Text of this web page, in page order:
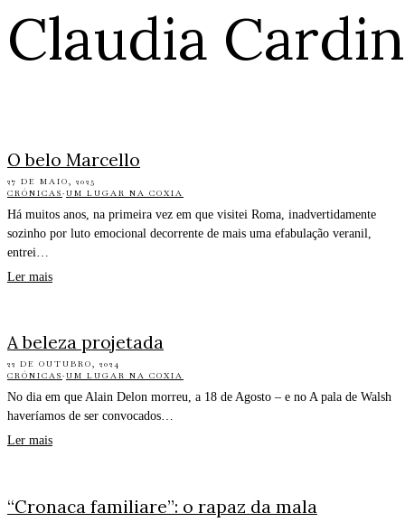
Claudia
O belo Marcello
27 DE MAIO, 2025
CRÓNICAS·UM LUGAR NA COXIA
Há muitos anos, na primeira vez em que visitei Roma, inadvertidamente
sozinho por luto emocional decorrente de mais uma efabulação veranil,
entrei…
Ler mais
A beleza projetada
22 DE OUTUBRO, 2024
CRÓNICAS·UM LUGAR NA COXIA
No dia em que Alain Delon morreu, a 18 de Agosto – e no A pala de Walsh
haveríamos de ser convocados…
Ler mais
“Cronaca familiare”: o rapaz da mala